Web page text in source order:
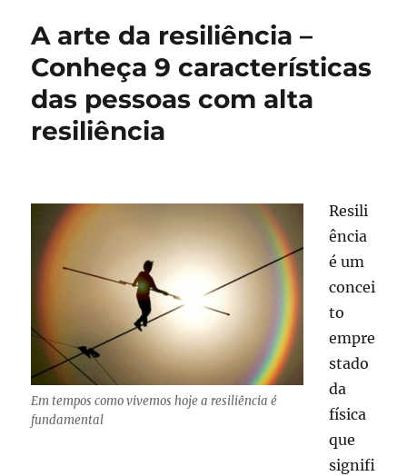
escola
especializada
em
cursos
on
A arte da resiliência –
Conheça 9 características
das pessoas com alta
resiliência
Em tempos como vivemos hoje a resiliência é
fundamental
Resili
ência
é um
concei
to
empre
stado
da
física
que
signifi